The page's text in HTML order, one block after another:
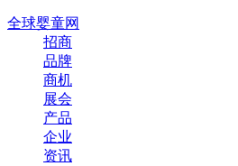
全球婴童网
招商
品牌
商机
展会
产品
企业
资讯